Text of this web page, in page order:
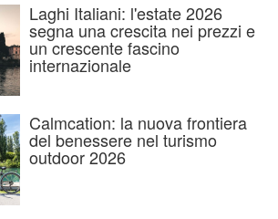
Laghi Italiani: l'estate 2026
segna una crescita nei prezzi e
un crescente fascino
internazionale
Calmcation: la nuova frontiera
del benessere nel turismo
outdoor 2026